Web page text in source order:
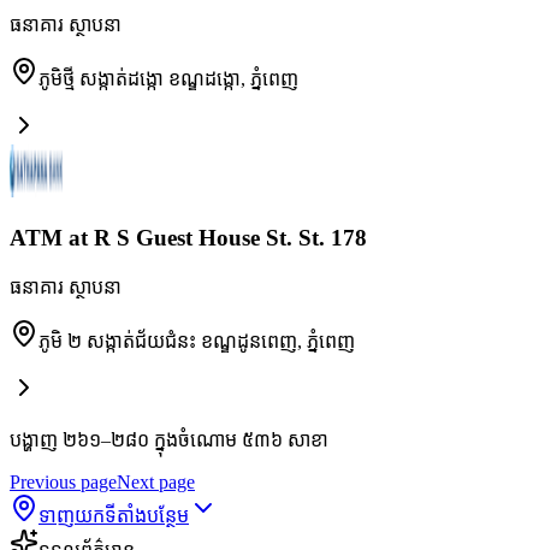
ធនាគារ ស្ថាបនា
ភូមិថ្មី សង្កាត់ដង្កោ ខណ្ឌដង្កោ, ភ្នំពេញ
ATM at R S Guest House St. St. 178
ធនាគារ ស្ថាបនា
ភូមិ ២ សង្កាត់ជ័យជំនះ ខណ្ឌដូនពេញ, ភ្នំពេញ
បង្ហាញ ២៦១–២៨០ ក្នុងចំណោម ៥៣៦ សាខា
Previous pageNext page
ទាញយកទីតាំងបន្ថែម